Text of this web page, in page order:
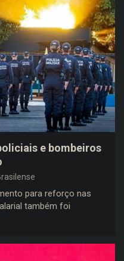
e bombeiros
para reforço nas
também foi